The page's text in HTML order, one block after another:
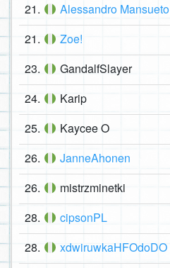
21. Alessandro Mansueto
21. Zoe!
23. GandalfSlayer
24. Karip
25. Kaycee O
26. JanneAhonen
26. mistrzminetki
28. cipsonPL
28. xdwiruwkaHFOdoDO